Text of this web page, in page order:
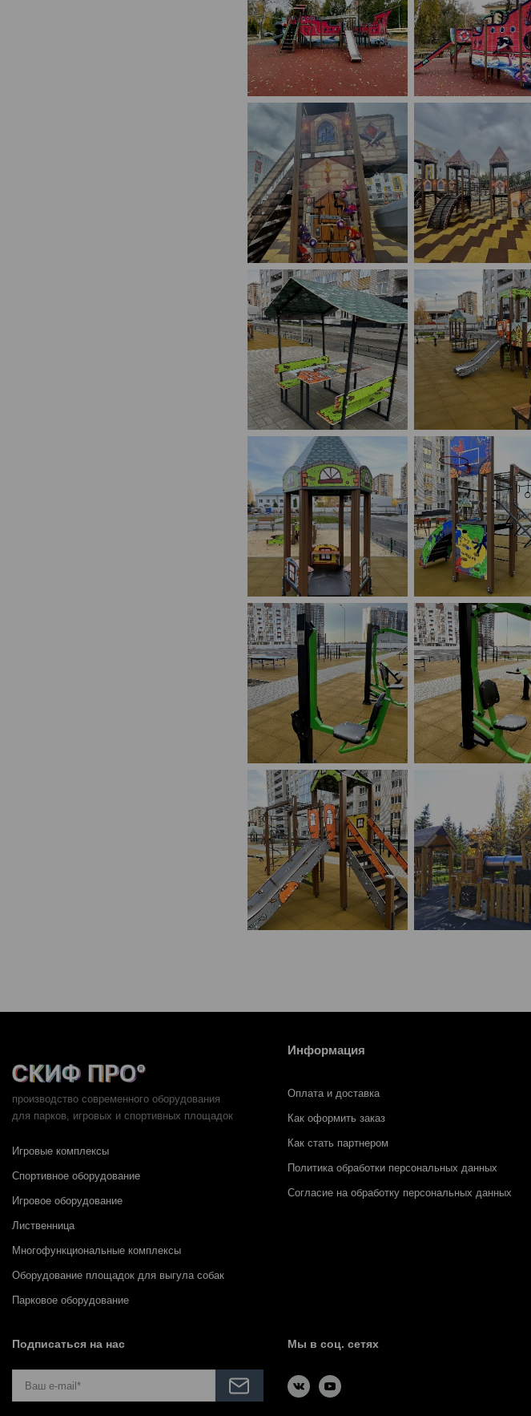
производство современного оборудования
для парков, игровых и спортивных площадок
Игровые комплексы
Спортивное оборудование
Игровое оборудование
Лиственница
Многофункциональные комплексы
Оборудование площадок для выгула собак
Парковое оборудование
Информация
Оплата и доставка
Как оформить заказ
Как стать партнером
Политика обработки персональных данных
Согласие на обработку персональных данных
Подписаться на нас Мы в соц. сетях